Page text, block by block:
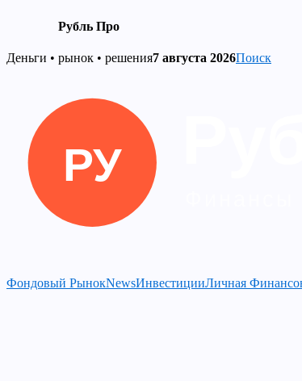
Рубль Про
Skip
Деньги • рынок • решения7 августа 2026Поиск
Фондовый РынокNewsИнвестицииЛичная